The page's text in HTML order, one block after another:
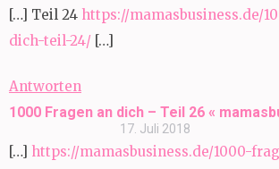
[…] Teil 24 https://mamasbusiness.de/
dich-teil-24/ […]
Antworten
1000 Fragen an dich – Teil 26 «
17. Juli 2018
[…] https://mamasbusiness.de/1000-